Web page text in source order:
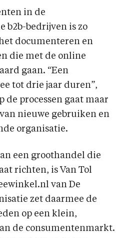
in de
b2b-bedrijven is zo
documenteren en
die met de online
gaan. “Een
tot drie jaar duren”,
de processen gaat maar
nieuwe gebruiken en
organisatie.
een groothandel die
richten, is Van Tol
van De
zet daarmee de
op een klein,
de consumentenmarkt.